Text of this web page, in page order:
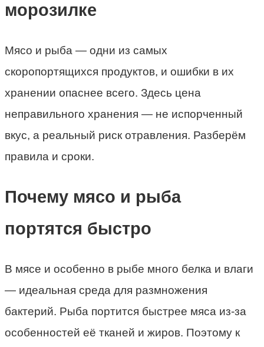
морозилке
Мясо и рыба — одни из самых
скоропортящихся продуктов, и ошибки в их
хранении опаснее всего. Здесь цена
неправильного хранения — не испорченный
вкус, а реальный риск отравления. Разберём
правила и сроки.
Почему мясо и рыба
портятся быстро
В мясе и особенно в рыбе много белка и влаги
— идеальная среда для размножения
бактерий. Рыба портится быстрее мяса из-за
особенностей её тканей и жиров. Поэтому к